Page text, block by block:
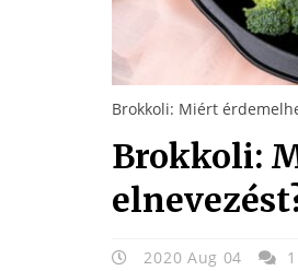
Brokkoli: Miért
Brokkoli:
2020 Aug 04